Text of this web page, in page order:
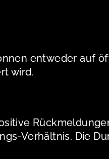
entweder auf
wird.
Verhältnis. Die